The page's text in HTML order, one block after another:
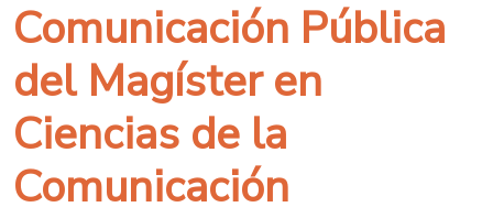
Comunicación Pública
del Magíster en
Ciencias de la
Comunicación